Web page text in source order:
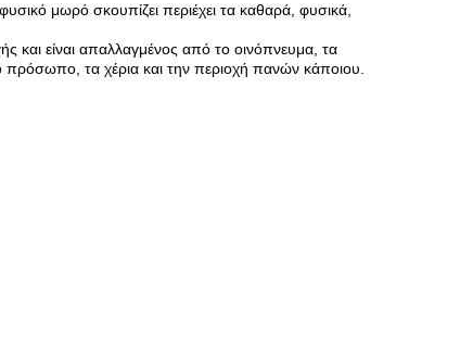
μωρό σκουπίζει περιέχει τα καθαρά, φυσικά,
και είναι απαλλαγμένος από το οινόπνευμα, τα
πρόσωπο, τα χέρια και την περιοχή πανών κάποιου.